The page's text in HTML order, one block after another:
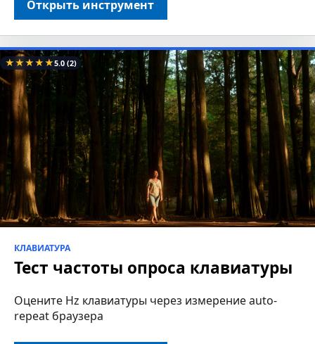
Открыть инструмент
★★★★★5.0(2)
КЛАВИАТУРА
Тест частоты опроса клавиатуры
Оцените Hz клавиатуры через измерение auto-
repeat браузера